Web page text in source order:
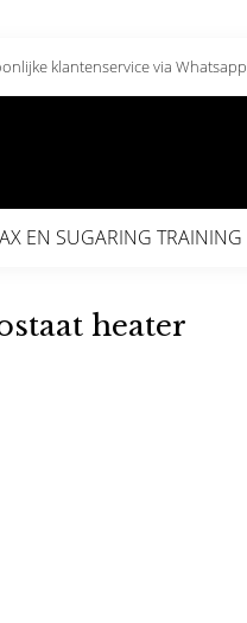
klantenservice via Whatsapp
EN SUGARING TRAINING
heater